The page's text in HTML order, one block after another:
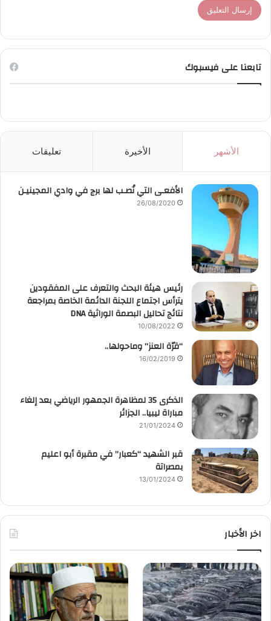
تابعنا على فيسبوك
الأشهر الأخيرة تعليقات
الأفعـى التي نُصـب لها برج في وادي المجينيـن
26/08/2020
رئيس هيئة البحث والتعرف على المفقودين
يترأس اجتماع اللجنة الدائمة الخاصة بمراجعة
نتائج تحاليل البصمة الوراثية DNA
10/08/2022
“قرّة العنز” وماحولها..
16/02/2019
الذكرى 35 لمظاهرة الجمهور الرياضي بعد إلغاء
مباراة ليبيا.. الجزائر
21/01/2024
قبر الشهيد “كعبار” في مقبرة أبو اعليم
بمصراتة
13/01/2024
اخر الأخبار